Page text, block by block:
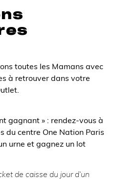
toutes les Mamans avec
à retrouver dans votre
gagnant » : rendez-vous à
du centre One Nation Paris
urne et gagnez un lot
de caisse du jour d’un